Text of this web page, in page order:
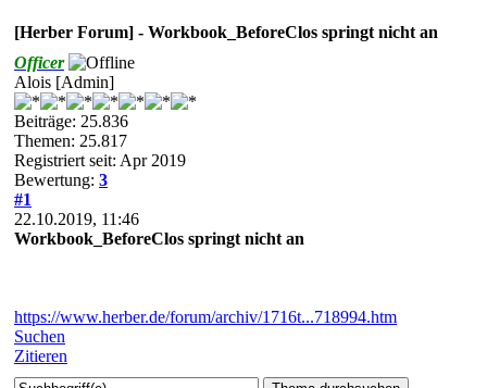
[Herber Forum] - Workbook_BeforeClos springt nicht an
Officer
Alois [Admin]
Beiträge: 25.836
Themen: 25.817
Registriert seit: Apr 2019
Bewertung: 3
#1
22.10.2019, 11:46
Workbook_BeforeClos springt nicht an
https://www.herber.de/forum/archiv/1716t...718994.htm
Suchen
Zitieren